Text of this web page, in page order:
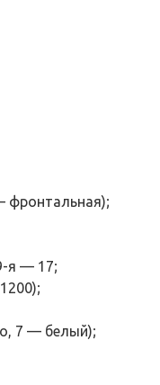
фронтальная);
я — 17;
7 — белый);